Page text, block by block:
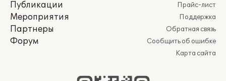
Публикации
Мероприятия
Партнеры
Форум
Прайс-лист
Поддержка
Обратная связь
Сообщить об ошибке
Карта сайта